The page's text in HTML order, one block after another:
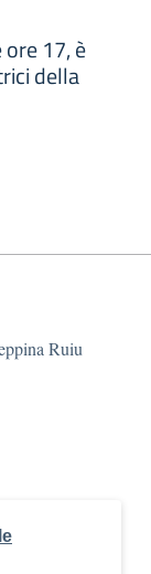
17, è
della
Ruiu